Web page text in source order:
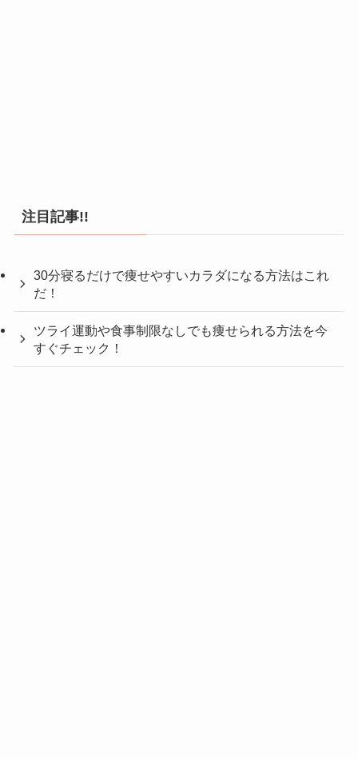
注目記事!!
30分寝るだけで痩せやすいカラダになる方法はこれ
だ！
ツライ運動や食事制限なしでも痩せられる方法を今
すぐチェック！